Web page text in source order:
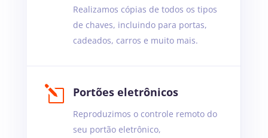
Realizamos cópias de todos os tipos
de chaves, incluindo para portas,
cadeados, carros e muito mais.
l Portões eletrônicos
Reproduzimos o controle remoto do
seu portão eletrônico,